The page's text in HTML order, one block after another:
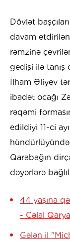
Dövlət
davam
rəmzinə
gedişi ilə tanış
İlham Əliyev
ibadət ocağı
rəqəmi
edildiyi 11-ci
Qarabağın
dəyərlərə
44 yaşına
- Cəlal
Gələn il